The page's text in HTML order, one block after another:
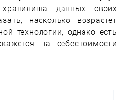
хранилища данных своих
насколько возрастет
технологии, однако есть
на себестоимости